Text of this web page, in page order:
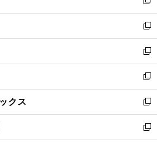
開
く
ウ
で
開
く
ン
ド
ウ
で
開
く
い
ウ
ィ
ン
ド
ウ
で
開
く
新
し
い
ウ
ィ
ン
ド
ウ
で
開
く
新
し
い
ウ
ィ
ン
ド
ウ
で
開
新
し
い
ウ
ィ
ン
ド
ウ
新
し
い
ウ
ィ
ン
クス
新
し
い
ウ
新
し